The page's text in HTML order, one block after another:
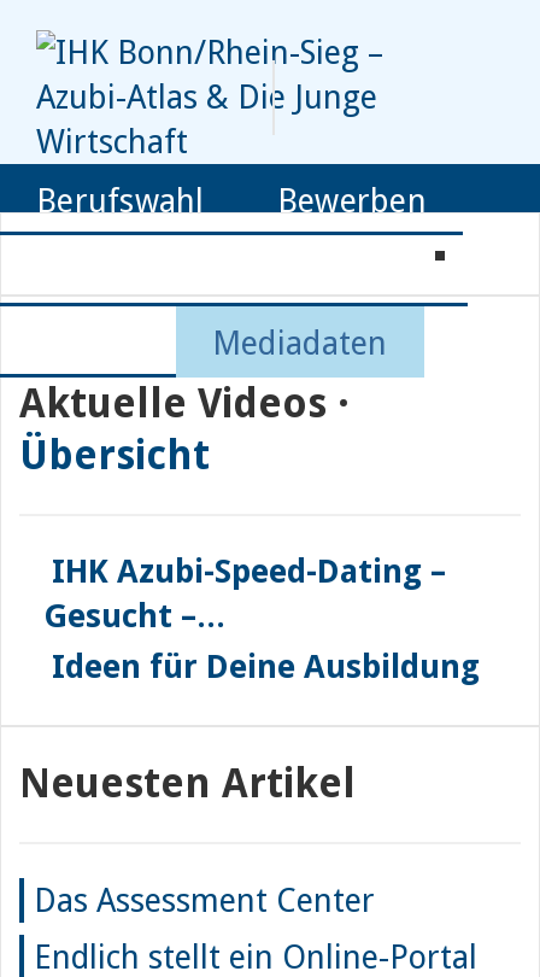
Berufswahl
Bewerben
Mediadaten
Aktuelle Videos ·
Übersicht
IHK Azubi-Speed-Dating –
Gesucht –...
Ideen für Deine Ausbildung
Neuesten Artikel
Das Assessment Center
Endlich stellt ein Online-Portal